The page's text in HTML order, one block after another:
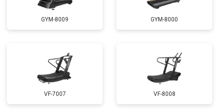
GYM-8009 GYM-8000
VF-7007 VF-8008